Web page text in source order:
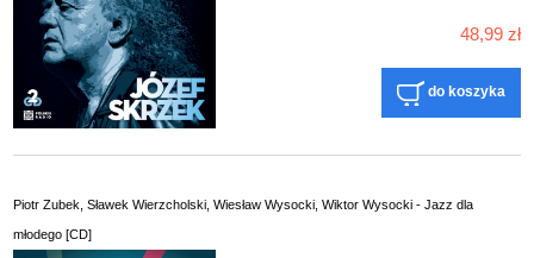
48,99 zł
do koszyka
Piotr Zubek, Sławek Wierzcholski, Wiesław Wysocki, Wiktor Wysocki - Jazz dla
młodego [CD]